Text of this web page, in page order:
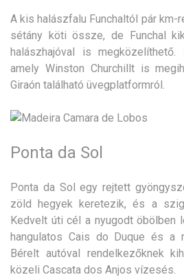
A kis halászfalu Funchaltól pár km-
sétány köti össze, de Funchal
halászhajóval is
amely Winston Churchillt is
Giraón található üvegplatformról.
Ponta da Sol
Ponta da Sol egy rejtett
zöld hegyek keretezik, és a
Kedvelt úti cél a nyugodt öbölben
hangulatos Cais do Duque és a
Bérelt autóval rendelkezőknek
közeli Cascata dos Anjos vízesés.